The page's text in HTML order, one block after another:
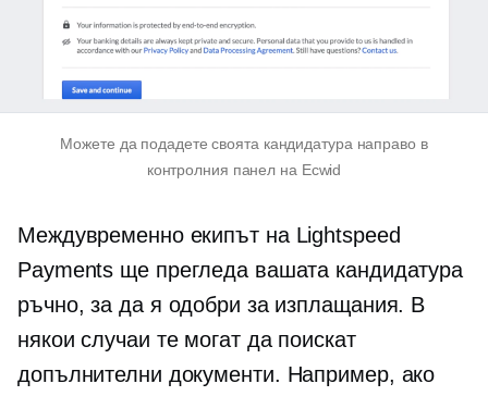
Можете да подадете своята кандидатура направо в
контролния панел на Ecwid
Междувременно екипът на Lightspeed
Payments ще прегледа вашата кандидатура
ръчно, за да я одобри за изплащания. В
някои случаи те могат да поискат
допълнителни документи. Например, ако